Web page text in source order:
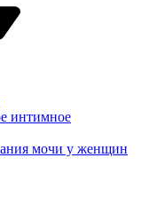
интимное
мочи у женщин